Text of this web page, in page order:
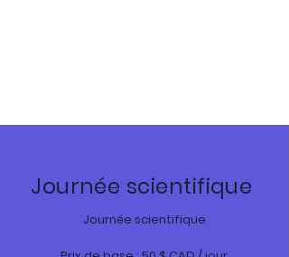
Journée scientifique
Journée scientifique